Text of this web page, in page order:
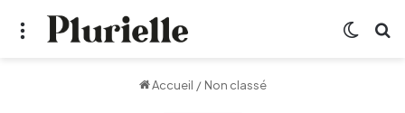
Menu
Accueil / Non classé